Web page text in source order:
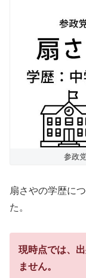
参政
扇さやの学歴に
た。
現時点では、
ません。